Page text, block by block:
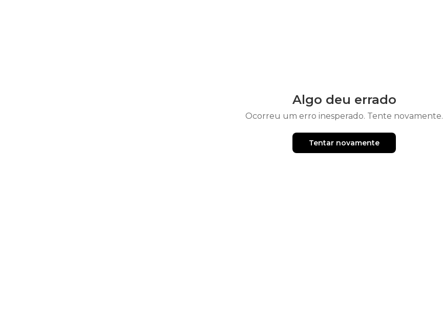
Algo deu errado
Ocorreu um erro inesperado. Tente novamente.
Tentar novamente